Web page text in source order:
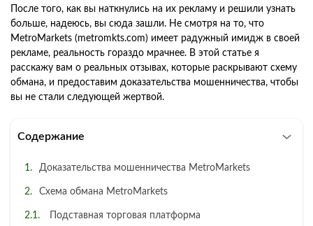
После того, как вы наткнулись на их рекламу и решили узнать
больше, надеюсь, вы сюда зашли. Не смотря на то, что
MetroMarkets (metromkts.com) имеет радужный имидж в своей
рекламе, реальность гораздо мрачнее. В этой статье я
расскажу вам о реальных отзывах, которые раскрывают схему
обмана, и предоставим доказательства мошенничества, чтобы
вы не стали следующей жертвой.
Содержание
Доказательства мошенничества MetroMarkets
Схема обмана MetroMarkets
Подставная торговая платформа